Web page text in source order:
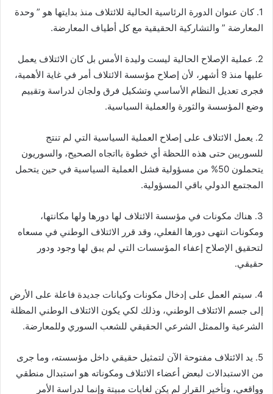
1. كان عنوان الدورة الرئاسية الحالية للائتلاف منذ بدايتها هو ” وحدة
المعارضة ” والتشاركية الحقيقية مع كل أطياف المعارضة.
2. عملية الإصلاح الحالية ليست وليدة الأمس بل كان الائتلاف يعمل
عليها منذ 9 أشهر، لأن إصلاح مؤسسة الائتلاف أمر في غاية الأهمية،
فجرى تعديل النظام الأساسي وتشكيل فرق ولجان لدراسة وتقييم
وضع المؤسسة والثورة والعملية السياسية.
2. يعمل الائتلاف على إصلاح العملية السياسية التي لم تنتج
للسوريين حتى هذه اللحظة أي خطوة بااتجاه الصحيح، والسوريون
يتحملون 50% من مسؤولية فشل العملية السياسية في حين يتحمل
المجتمع الدولي باقي المسؤولية.
3. هناك مكونات في مؤسسة الائتلاف لها دورها ولها مكانتها،
ومكونات انتهى دورها الفعلي، وقد قرر الائتلاف الوطني في مسعاه
لتحقيق الإصلاح إعفاء المؤسسات التي لم يبق لها وجود ودور
حقيقي.
4. سيتم العمل على إدخال مكونات وكيانات جديدة فاعلة على الأرض
إلى جسم الائتلاف الوطني، وذلك لكي يكون الائتلاف الوطني المظلة
الشرعية والممثل الشرعي الحقيقي للشعب السوري وللمعارضة.
5. يد الائتلاف مفتوحة الآن لتمثيل حقيقي داخل مؤسسته، وما جرى
من الاستبدالات لبعض أعضاء الائتلاف ومكوناته هو استبدال منطقي
وواقعي، وتأخير القرار لم يكن لغايات مبيتة وإنما لدراسة الأمر